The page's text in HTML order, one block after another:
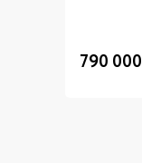
790 000